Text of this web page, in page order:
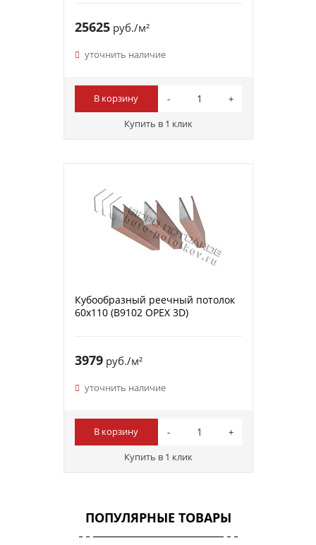
25625руб./м²
уточнить наличие
В корзину
Купить в 1 клик
Кубообразный реечный потолок
60х110 (B9102 ОРЕХ 3D)
3979руб./м²
уточнить наличие
В корзину
Купить в 1 клик
ПОПУЛЯРНЫЕ ТОВАРЫ